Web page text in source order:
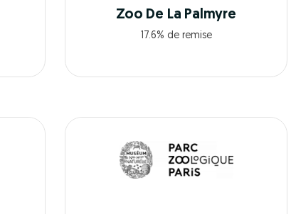
Zoo De La Palmyre
17.6% de remise